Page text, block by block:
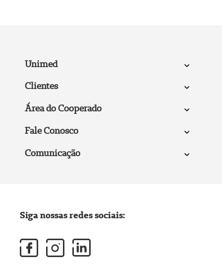
Unimed
Clientes
Área do Cooperado
Fale Conosco
Comunicação
Siga nossas redes sociais: